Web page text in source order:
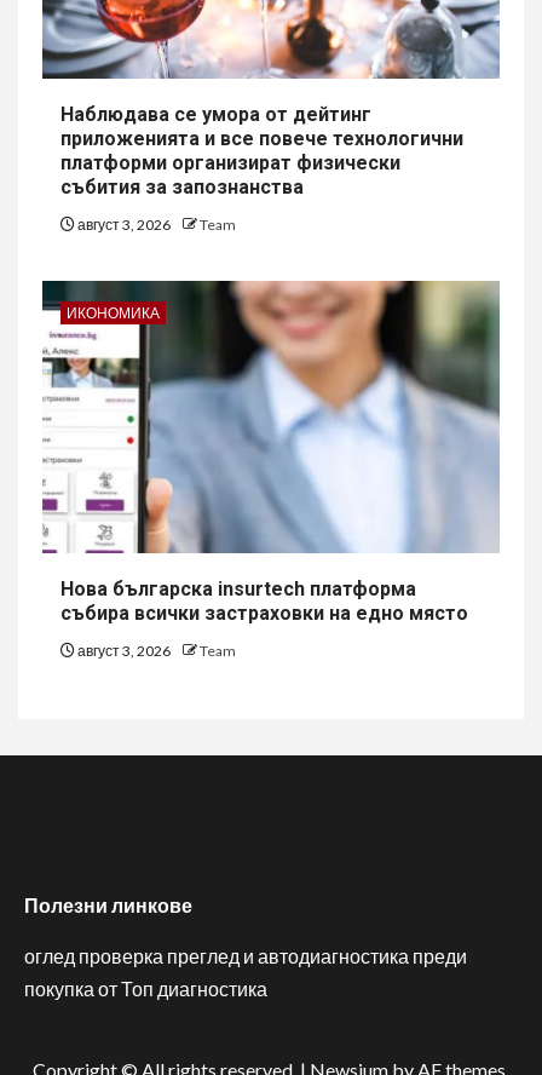
Наблюдава се умора от дейтинг
приложенията и все повече технологични
платформи организират физически
събития за запознанства
август 3, 2026 Team
ИКОНОМИКА
Нова българска insurtech платформа
събира всички застраховки на едно място
август 3, 2026 Team
Полезни линкове
оглед проверка преглед и автодиагностика преди
покупка от Топ диагностика
Copyright © All rights reserved. | Newsium by AF themes.